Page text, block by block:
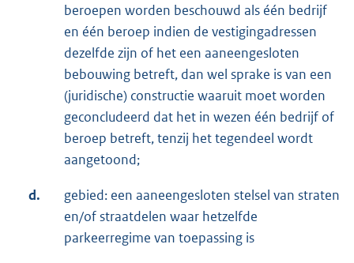
beroepen worden beschouwd als één bedrijf
en één beroep indien de vestigingadressen
dezelfde zijn of het een aaneengesloten
bebouwing betreft, dan wel sprake is van een
(juridische) constructie waaruit moet worden
geconcludeerd dat het in wezen één bedrijf of
beroep betreft, tenzij het tegendeel wordt
aangetoond;
d.
gebied: een aaneengesloten stelsel van straten
en/of straatdelen waar hetzelfde
parkeerregime van toepassing is